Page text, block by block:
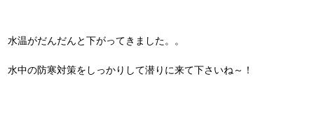
水温がだんだんと下がってきました。。
水中の防寒対策をしっかりして潜りに来て下さいね～！